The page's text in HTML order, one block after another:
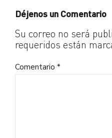
Déjenos un Comentario
Su correo no será
requeridos están
Comentario *